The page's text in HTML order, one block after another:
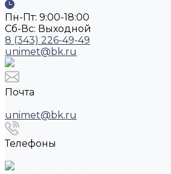
Пн-Пт: 9:00-18:00
Cб-Вс: Выходной
8 (343) 226-49-49
unimet@bk.ru
Почта
unimet@bk.ru
Телефоны